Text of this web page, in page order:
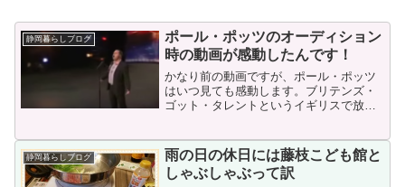
静岡暮らしブログ
ポール・ポッツのオーディション
時の動画が感動したんです！
かなり前の動画ですが、ポール・ポッツ
はいつ見ても感動します。ブリテンズ・
ゴット・タレントというイギリスで放送
が有名になった番組として聞いたことあ
る方も多いと思います。
静岡暮らしブログ
雨の日の休日には藤枝こども館と
しゃぶしゃぶって訳